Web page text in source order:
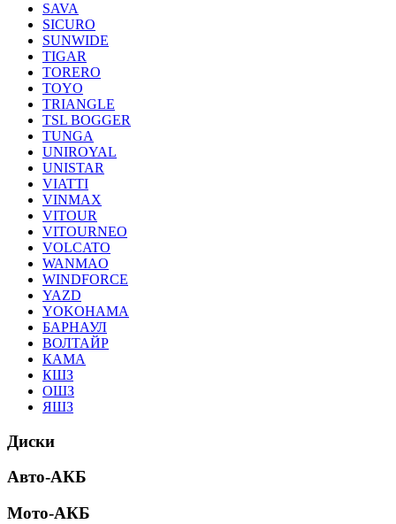
SAVA
SICURO
SUNWIDE
TIGAR
TORERO
TOYO
TRIANGLE
TSL BOGGER
TUNGA
UNIROYAL
UNISTAR
VIATTI
VINMAX
VITOUR
VITOURNEO
VOLCATO
WANMAO
WINDFORCE
YAZD
YOKOHAMA
БАРНАУЛ
ВОЛТАЙР
КАМА
КШЗ
ОШЗ
ЯШЗ
Диски
Авто-АКБ
Мото-АКБ